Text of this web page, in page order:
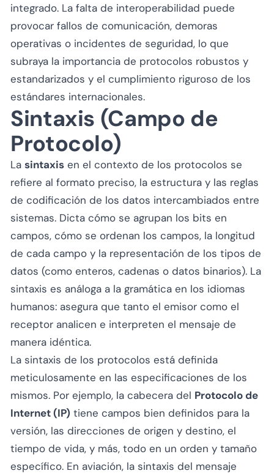
integrado. La falta de interoperabilidad puede
provocar fallos de comunicación, demoras
operativas o incidentes de seguridad, lo que
subraya la importancia de protocolos robustos y
estandarizados y el cumplimiento riguroso de los
estándares internacionales.
Sintaxis (Campo de
Protocolo)
La sintaxis en el contexto de los protocolos se
refiere al formato preciso, la estructura y las reglas
de codificación de los datos intercambiados entre
sistemas. Dicta cómo se agrupan los bits en
campos, cómo se ordenan los campos, la longitud
de cada campo y la representación de los tipos de
datos (como enteros, cadenas o datos binarios). La
sintaxis es análoga a la gramática en los idiomas
humanos: asegura que tanto el emisor como el
receptor analicen e interpreten el mensaje de
manera idéntica.
La sintaxis de los protocolos está definida
meticulosamente en las especificaciones de los
mismos. Por ejemplo, la cabecera del Protocolo de
Internet (IP) tiene campos bien definidos para la
versión, las direcciones de origen y destino, el
tiempo de vida, y más, todo en un orden y tamaño
específico. En aviación, la sintaxis del mensaje